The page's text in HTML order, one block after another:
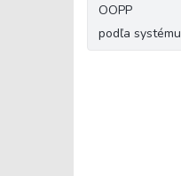
OOPP
podľa systému